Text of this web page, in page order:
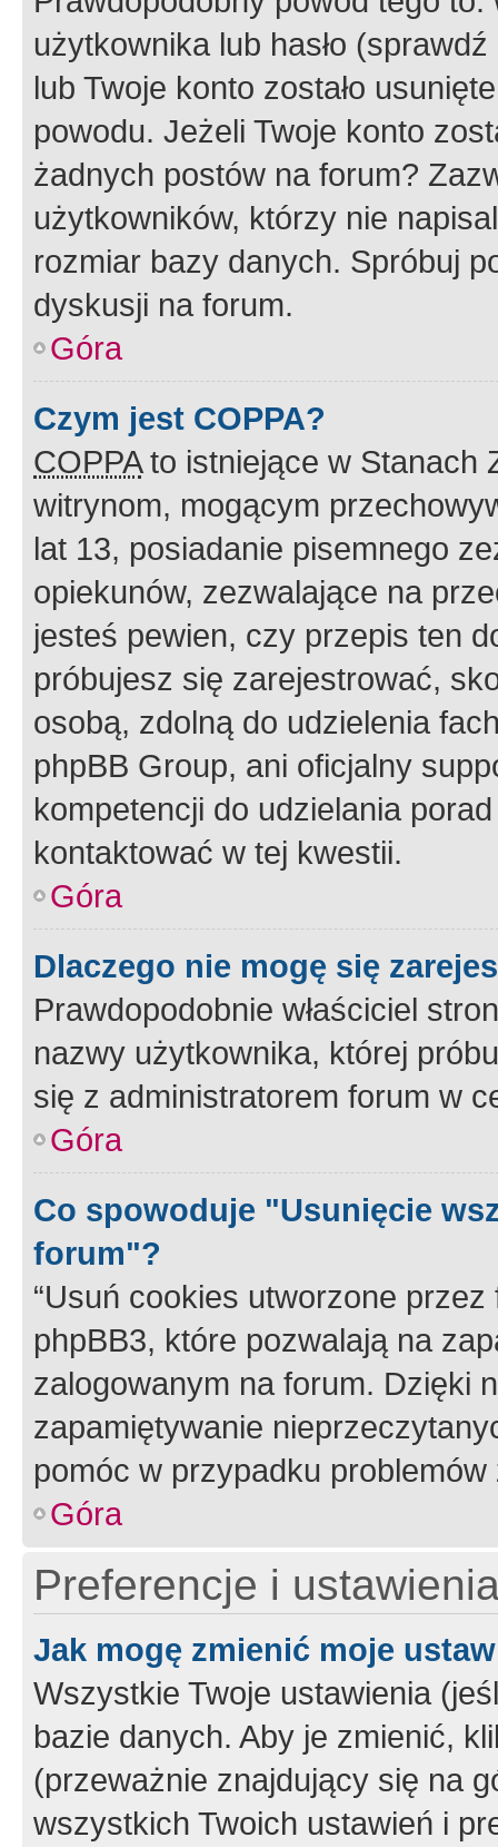
użytkownika lub hasło
lub Twoje konto zostało
powodu. Jeżeli Twoje konto
żadnych postów na forum?
użytkowników, którzy nie
rozmiar bazy danych. Spróbuj
dyskusji na forum.
Góra
Czym jest COPPA?
COPPAto istniejące w Stanach
witrynom, mogącym
lat 13, posiadanie pisemnego
opiekunów, zezwalające na
jesteś pewien, czy przepis ten
próbujesz się zarejestrować,
osobą, zdolną do udzielenia
phpBB Group, ani oficjalny
kompetencji do udzielania
kontaktować w tej kwestii.
Góra
Dlaczego nie mogę się
Prawdopodobnie właściciel
nazwy użytkownika, której
się z administratorem forum w
Góra
Co spowoduje "Usunięcie
forum"?
“Usuń cookies utworzone
phpBB3, które pozwalają na
zalogowanym na forum. Dzięki
zapamiętywanie
pomóc w przypadku
Góra
Preferencje i
Jak mogę zmienić moje
Wszystkie Twoje ustawienia
bazie danych. Aby je zmienić,
(przeważnie znajdujący się na
wszystkich Twoich ustawień i